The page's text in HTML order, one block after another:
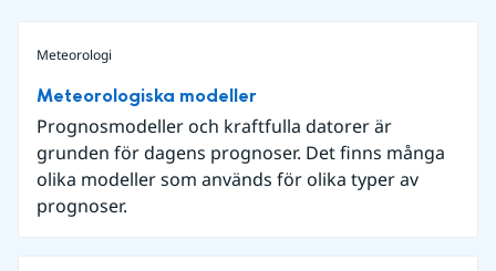
Meteorologi
Meteorologiska modeller
Prognosmodeller och kraftfulla datorer är
grunden för dagens prognoser. Det finns många
olika modeller som används för olika typer av
prognoser.